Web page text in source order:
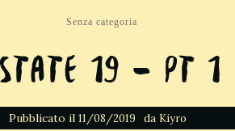
Senza categoria
19 – Pt 1
Pubblicato il 11/08/2019 da Kiyro